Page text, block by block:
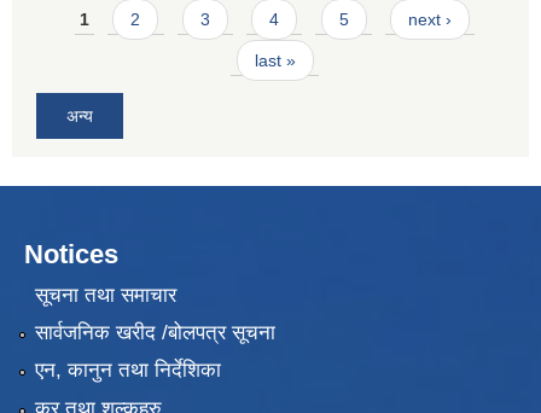
Pages
1 2 3 4 5 next ›
last »
अन्य
Notices
सूचना तथा समाचार
सार्वजनिक खरीद /बोलपत्र सूचना
एन, कानुन तथा निर्देशिका